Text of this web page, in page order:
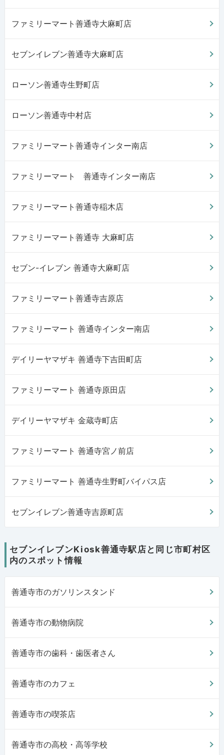
ファミリーマート善通寺大麻町店
セブンイレブン善通寺大麻町店
ローソン善通寺生野町店
ローソン善通寺中村店
ファミリーマート善通寺インター南店
ファミリーマート 善通寺インター南店
ファミリーマート善通寺稲木店
ファミリーマート善通寺 大麻町店
セブン-イレブン 善通寺大麻町店
ファミリーマート善通寺吉原店
ファミリーマート 善通寺インター南店
デイリーヤマザキ 善通寺下吉田町店
ファミリーマート 善通寺原田店
デイリーヤマザキ 金蔵寺町店
ファミリーマート 善通寺宮ノ前店
ファミリーマート 善通寺生野町バイパス店
セブンイレブン善通寺吉原町店
セブンイレブンKiosk善通寺駅店と同じ市町村区
内のスポット情報
善通寺市のガソリンスタンド
善通寺市の動物病院
善通寺市の歯科・歯医者さん
善通寺市のカフェ
善通寺市の喫茶店
善通寺市の高校・高等学校